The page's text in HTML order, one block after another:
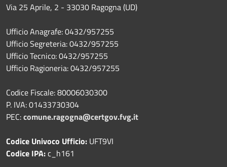
Via 25 Aprile, 2 - 33030 Ragogna (UD)
Ufficio Anagrafe: 0432/957255
Ufficio Segreteria: 0432/957255
Ufficio Tecnico: 0432/957255
Ufficio Ragioneria: 0432/957255
Codice Fiscale: 80006030300
P. IVA: 01433730304
PEC:comune.ragogna@certgov.fvg.it
Codice Univoco Ufficio: UFT9VI
Codice IPA:c_h161